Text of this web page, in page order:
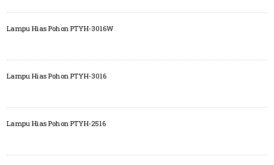
Lampu Hias Pohon PTYH-3016W
Lampu Hias Pohon PTYH-3016
Lampu Hias Pohon PTYH-2516